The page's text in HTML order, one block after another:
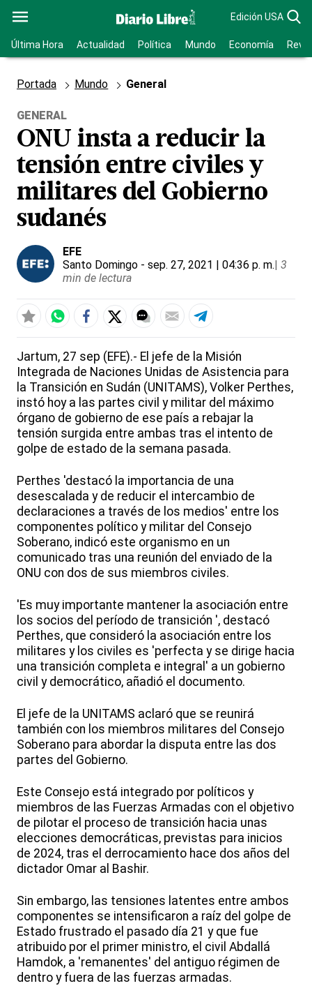
Edición USA
Última Hora Actualidad Política Mundo Economía
Portada Mundo General
GENERAL
ONU insta a reducir la
tensión entre civiles y
militares del Gobierno
sudanés
EFE
Santo Domingo - sep. 27, 2021 | 04:36 p. m.| 3
min de lectura
Jartum, 27 sep (EFE).- El jefe de la Misión
Integrada de Naciones Unidas de Asistencia para
la Transición en Sudán (UNITAMS), Volker Perthes,
instó hoy a las partes civil y militar del máximo
órgano de gobierno de ese país a rebajar la
tensión surgida entre ambas tras el intento de
golpe de estado de la semana pasada.
Perthes 'destacó la importancia de una
desescalada y de reducir el intercambio de
declaraciones a través de los medios' entre los
componentes político y militar del Consejo
Soberano, indicó este organismo en un
comunicado tras una reunión del enviado de la
ONU con dos de sus miembros civiles.
'Es muy importante mantener la asociación entre
los socios del período de transición ', destacó
Perthes, que consideró la asociación entre los
militares y los civiles es 'perfecta y se dirige hacia
una transición completa e integral' a un gobierno
civil y democrático, añadió el documento.
El jefe de la UNITAMS aclaró que se reunirá
también con los miembros militares del Consejo
Soberano para abordar la disputa entre las dos
partes del Gobierno.
Este Consejo está integrado por políticos y
miembros de las Fuerzas Armadas con el objetivo
de pilotar el proceso de transición hacia unas
elecciones democráticas, previstas para inicios
de 2024, tras el derrocamiento hace dos años del
dictador Omar al Bashir.
Sin embargo, las tensiones latentes entre ambos
componentes se intensificaron a raíz del golpe de
Estado frustrado el pasado día 21 y que fue
atribuido por el primer ministro, el civil Abdallá
Hamdok, a 'remanentes' del antiguo régimen de
dentro y fuera de las fuerzas armadas.